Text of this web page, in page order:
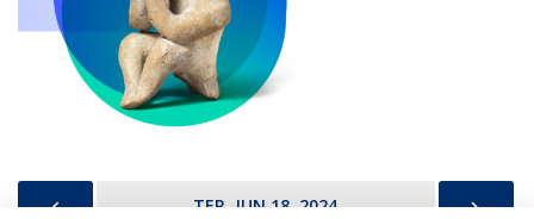
PREVIOUS TER, JUN 18, 2024